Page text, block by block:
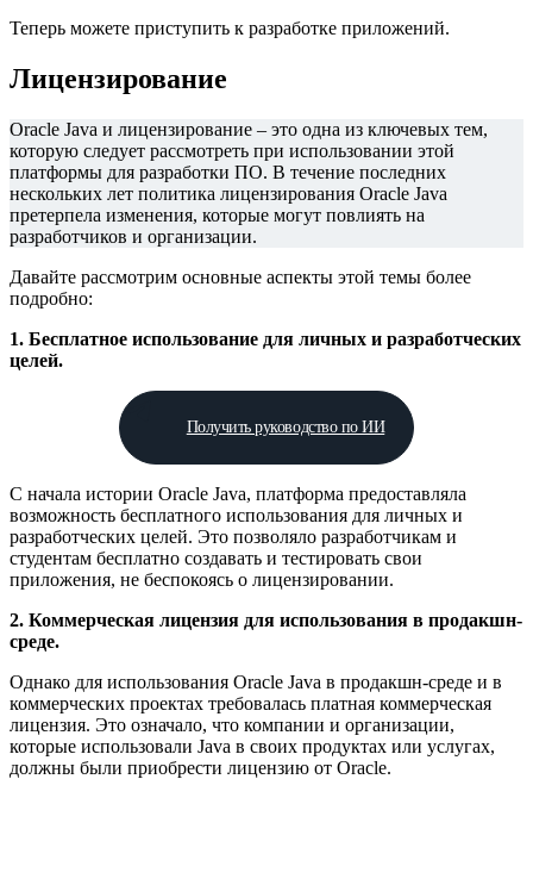
Теперь можете приступить к разработке приложений.
Лицензирование
Oracle Java и лицензирование – это одна из ключевых тем,
которую следует рассмотреть при использовании этой
платформы для разработки ПО. В течение последних
нескольких лет политика лицензирования Oracle Java
претерпела изменения, которые могут повлиять на
разработчиков и организации.
Давайте рассмотрим основные аспекты этой темы более
подробно:
1. Бесплатное использование для личных и разработческих
целей.
Получить руководство по ИИ
С начала истории Oracle Java, платформа предоставляла
возможность бесплатного использования для личных и
разработческих целей. Это позволяло разработчикам и
студентам бесплатно создавать и тестировать свои
приложения, не беспокоясь о лицензировании.
2. Коммерческая лицензия для использования в продакшн-
среде.
Однако для использования Oracle Java в продакшн-среде и в
коммерческих проектах требовалась платная коммерческая
лицензия. Это означало, что компании и организации,
которые использовали Java в своих продуктах или услугах,
должны были приобрести лицензию от Oracle.